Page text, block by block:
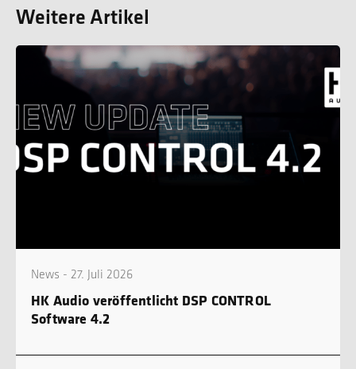
Weitere Artikel
News - 27. Juli 2026
HK Audio veröffentlicht DSP CONTROL
Software 4.2